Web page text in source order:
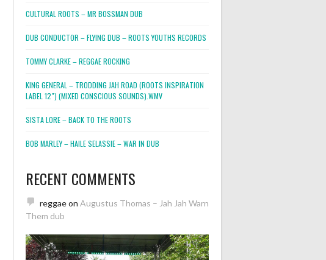
CULTURAL ROOTS – MR BOSSMAN DUB
DUB CONDUCTOR – FLYING DUB – ROOTS YOUTHS RECORDS
TOMMY CLARKE – REGGAE ROCKING
KING GENERAL – TRODDING JAH ROAD (ROOTS INSPIRATION
LABEL 12″) (MIXED CONSCIOUS SOUNDS).WMV
SISTA LORE – BACK TO THE ROOTS
BOB MARLEY – HAILE SELASSIE – WAR IN DUB
RECENT COMMENTS
reggaeon Augustus Thomas – Jah Jah Warn
Them dub